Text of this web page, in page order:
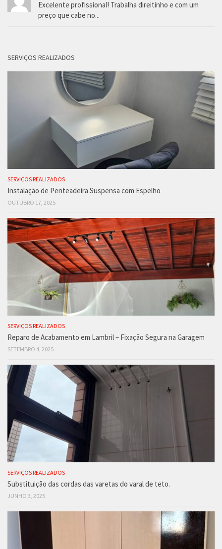
Excelente profissional! Trabalha direitinho e com um
preço que cabe no...
SERVIÇOS REALIZADOS
SERVIÇOS REALIZADOS
Instalação de Penteadeira Suspensa com Espelho
OUTUBRO 17, 2025
SERVIÇOS REALIZADOS
Reparo de Acabamento em Lambril – Fixação Segura na Garagem
SETEMBRO 4, 2025
SERVIÇOS REALIZADOS
Substituição das cordas das varetas do varal de teto.
JUNHO 3, 2025